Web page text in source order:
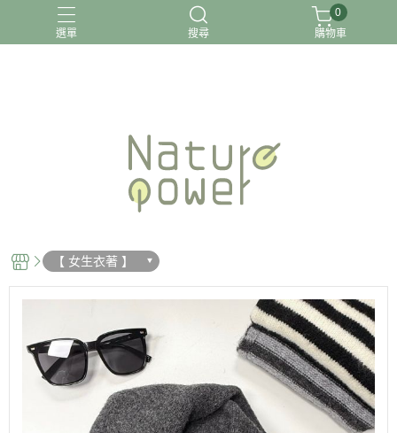
選單 搜尋
0
購物車
【 女生衣著 】